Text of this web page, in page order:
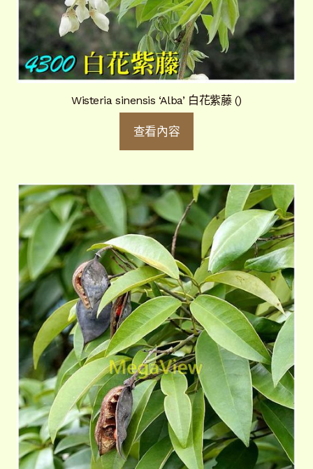
Wisteria sinensis ‘Alba’ 白花紫藤 ()
查看內容